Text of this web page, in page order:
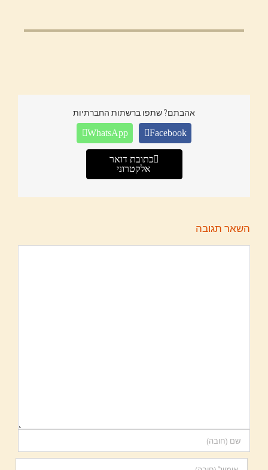
אהבתם? שתפו ברשתות החברתיות
Facebook
WhatsApp
כתובת דואר
אלקטרוני
השאר תגובה